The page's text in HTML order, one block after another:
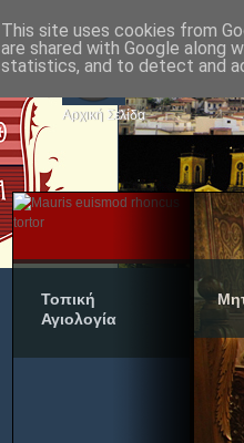
Αρχική Σελίδα
Τοπική
Αγιολογία
This site uses cookies from
are shared with Google along
statistics, and to detect and